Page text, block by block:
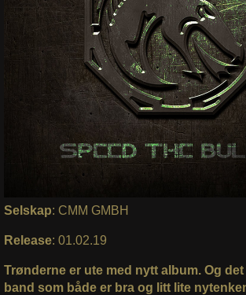
Selskap: CMM GMBH
Release: 01.02.19
Trønderne er ute med nytt album. Og
band som både er bra og litt lite